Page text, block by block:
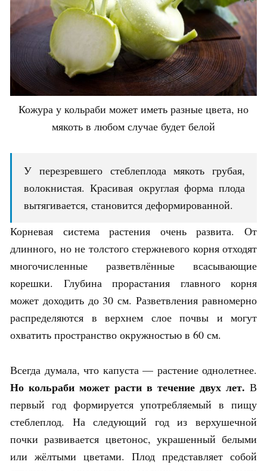
Кожура у кольраби может иметь разные цвета, но
мякоть в любом случае будет белой
У перезревшего стеблеплода мякоть грубая,
волокнистая. Красивая округлая форма плода
вытягивается, становится деформированной.
Корневая система растения очень развита. От
длинного, но не толстого стержневого корня отходят
многочисленные разветвлённые всасывающие
корешки. Глубина прорастания главного корня
может доходить до 30 см. Разветвления равномерно
распределяются в верхнем слое почвы и могут
охватить пространство окружностью в 60 см.
Всегда думала, что капуста — растение однолетнее.
Но кольраби может расти в течение двух лет. В
первый год формируется употребляемый в пищу
стеблеплод. На следующий год из верхушечной
почки развивается цветонос, украшенный белыми
или жёлтыми цветами. Плод представляет собой